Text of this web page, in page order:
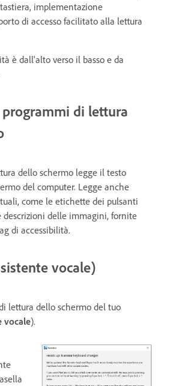
implementazione
di accesso facilitato alla lettura
è dall'alto verso il basso e da
di lettura
dello schermo legge il testo
del computer. Legge anche
come le etichette dei pulsanti
descrizioni delle immagini, fornite
di accessibilità.
vocale)
lettura dello schermo del tuo
vocale).